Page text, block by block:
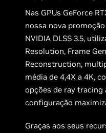
Nas GPUs GeForce
nossa nova
NVIDIA DLSS 3.5,
Resolution, Frame
Reconstruction,
média de 4,4X a 4K,
opções de ray tracing
configuração
Graças aos seus